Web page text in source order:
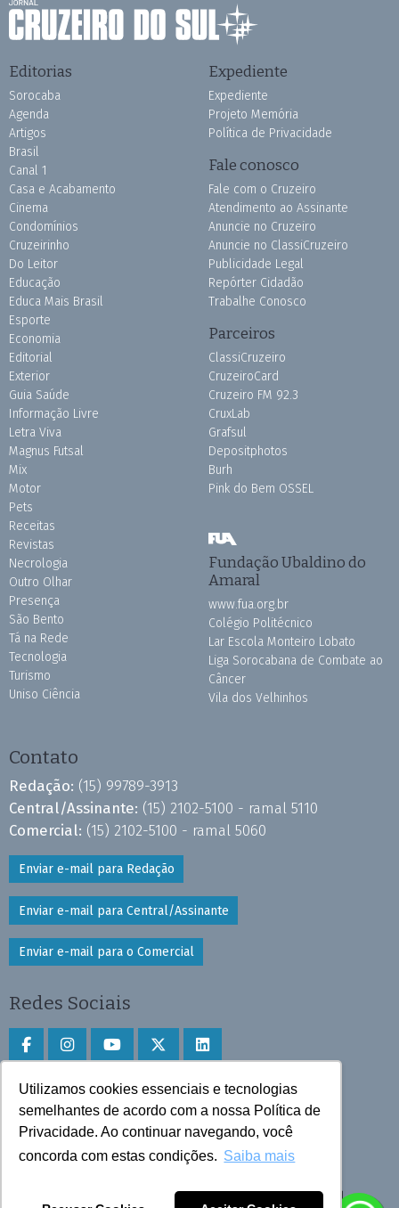
Utilizamos cookies essenciais e tecnologias
semelhantes de acordo com a nossa Política de
Privacidade. Ao continuar navegando, você
concorda com estas condições. Saiba mais
Editorias
Sorocaba
Agenda
Artigos
Brasil
Canal 1
Casa e Acabamento
Cinema
Condomínios
Cruzeirinho
Do Leitor
Educação
Educa Mais Brasil
Esporte
Economia
Editorial
Exterior
Guia Saúde
Informação Livre
Letra Viva
Magnus Futsal
Mix
Motor
Pets
Receitas
Revistas
Necrologia
Outro Olhar
Presença
São Bento
Tá na Rede
Tecnologia
Turismo
Uniso Ciência
Expediente
Expediente
Projeto Memória
Política de Privacidade
Fale conosco
Fale com o Cruzeiro
Atendimento ao Assinante
Anuncie no Cruzeiro
Anuncie no ClassiCruzeiro
Publicidade Legal
Repórter Cidadão
Trabalhe Conosco
Parceiros
ClassiCruzeiro
CruzeiroCard
Cruzeiro FM 92.3
CruxLab
Grafsul
Depositphotos
Burh
Pink do Bem OSSEL
Fundação Ubaldino do
Amaral
www.fua.org.br
Colégio Politécnico
Lar Escola Monteiro Lobato
Liga Sorocabana de Combate ao
Câncer
Vila dos Velhinhos
Contato
Redação: (15) 99789-3913
Central/Assinante: (15) 2102-5100 - ramal 5110
Comercial: (15) 2102-5100 - ramal 5060
Enviar e-mail para Redação
Enviar e-mail para Central/Assinante
Enviar e-mail para o Comercial
Redes Sociais
Faça download do aplicativo
Play Store e App Store
Todos os direitos reservados © 2025 Cruzeiro do Sul